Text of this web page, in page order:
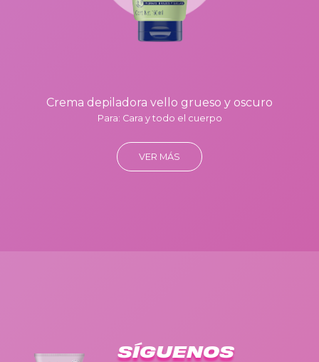
Crema depiladora vello grueso y oscuro
Para: Cara y todo el cuerpo
VER MÁS
SÍGUENOS